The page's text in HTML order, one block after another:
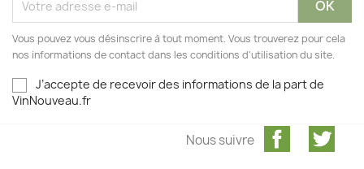
Vous pouvez vous désinscrire à tout moment. Vous trouverez pour cela
nos informations de contact dans les conditions d'utilisation du site.
J’accepte de recevoir des informations de la part de
VinNouveau.fr
Facebook
Nous suivre